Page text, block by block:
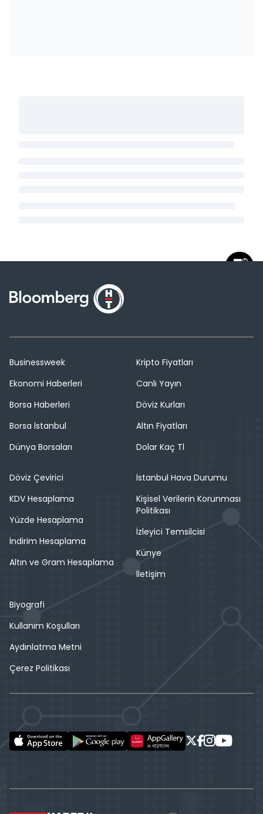
Businessweek
Ekonomi Haberleri
Borsa Haberleri
Borsa İstanbul
Dünya Borsaları
Kripto Fiyatları
Canlı Yayın
Döviz Kurları
Altın Fiyatları
Dolar Kaç Tl
Döviz Çevirici
KDV Hesaplama
Yüzde Hesaplama
İndirim Hesaplama
Altın ve Gram Hesaplama
İstanbul Hava Durumu
Kişisel Verilerin Korunması
Politikası
İzleyici Temsilcisi
Künye
İletişim
Biyografi
Kullanım Koşulları
Aydınlatma Metni
Çerez Politikası